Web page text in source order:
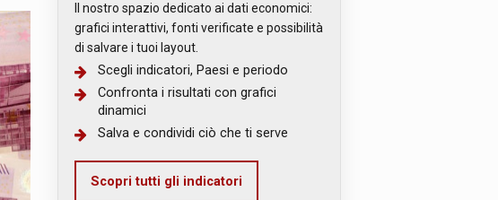
Il nostro spazio dedicato ai dati economici:
grafici interattivi, fonti verificate e possibilità
di salvare i tuoi layout.
Scegli indicatori, Paesi e periodo
Confronta i risultati con grafici
dinamici
Salva e condividi ciò che ti serve
Scopri tutti gli indicatori